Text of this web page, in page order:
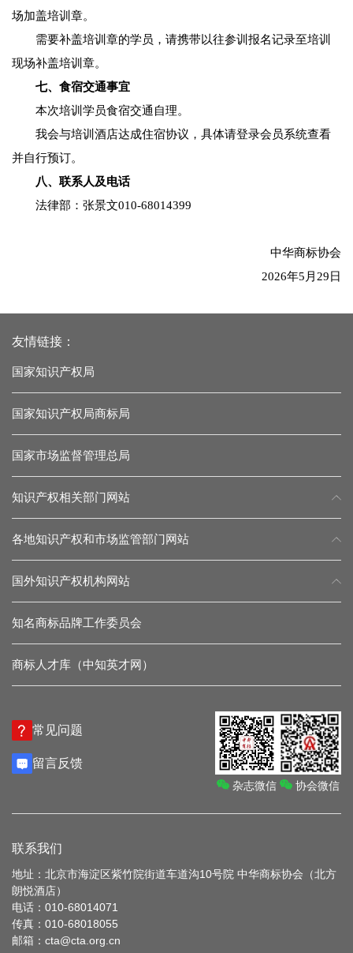
场加盖培训章。
需要补盖培训章的学员，请携带以往参训报名记录至培训
现场补盖培训章。
七、食宿交通事宜
本次培训学员食宿交通自理。
我会与培训酒店达成住宿协议，具体请登录会员系统查看
并自行预订。
八、联系人及电话
法律部：张景文010-68014399
中华商标协会
2026年5月29日
友情链接：
国家知识产权局
国家知识产权局商标局
国家市场监督管理总局
知识产权相关部门网站
各地知识产权和市场监管部门网站
国外知识产权机构网站
知名商标品牌工作委员会
商标人才库（中知英才网）
联系我们
地址：北京市海淀区紫竹院街道车道沟10号院 中华商标协会（北方
朗悦酒店）
电话：010-68014071
传真：010-68018055
邮箱：cta@cta.org.cn
协会微信
杂志微信
常见问题
留言反馈